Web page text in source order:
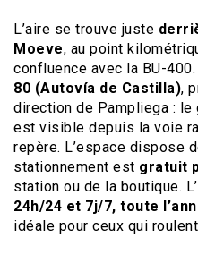
L’aire se trouve juste
Moeve, au point
confluence avec la BU-
80 (Autovía de Castilla),
direction de Pampliega : le
est visible depuis la voie
repère. L’espace dispose
stationnement est gratuit
station ou de la boutique.
24h/24 et 7j/7, toute
idéale pour ceux qui